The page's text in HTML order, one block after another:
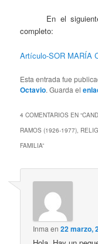
En el
completo:
Artículo-SOR MARÍA
Esta entrada fue
Octavio. Guarda el
4 COMENTARIOS EN “
RAMOS (1926-1977),
FAMILIA”
Inma en22 marzo,